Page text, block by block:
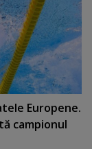
Europene.
campionul